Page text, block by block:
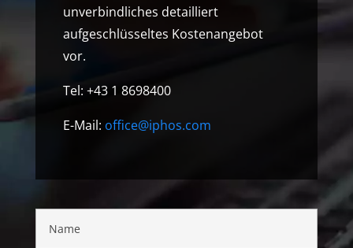
unverbindliches detailliert
aufgeschlüsseltes Kostenangebot
vor.
Tel: +43 1 8698400
E-Mail: office@iphos.com